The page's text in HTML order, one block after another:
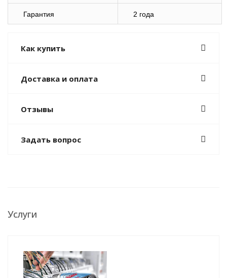
Гарантия 2 года
Как купить
Доставка и оплата
Отзывы
Задать вопрос
Услуги